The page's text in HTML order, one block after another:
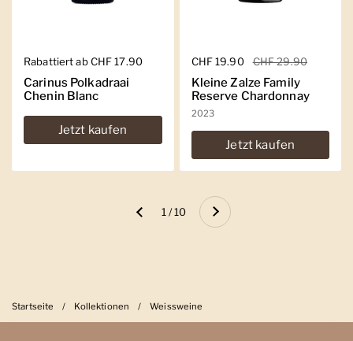
Regulärer Preis
Rabattiert ab CHF 17.90
Carinus Polkadraai
Chenin Blanc
Jetzt kaufen
Regulärer Preis
CHF 19.90 Sale-Preis
CHF 29.90
Kleine Zalze Family
Reserve Chardonnay
2023
Jetzt kaufen
Zurück 1 / 10 Weiter
Startseite / Kollektionen / Weissweine